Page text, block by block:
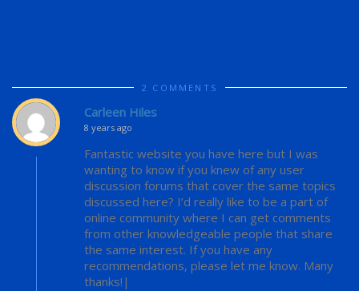
2 COMMENTS
Carleen Hiles
8 years ago
Fantastic website you have here but I was
wanting to know if you knew of any user
discussion forums that cover the same topics
discussed here? I’d really like to be a part of
online community where I can get comments
from other knowledgeable people that share
the same interest. If you have any
recommendations, please let me know. Many
thanks!|